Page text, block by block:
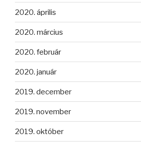
2020. április
2020. március
2020. február
2020. január
2019. december
2019. november
2019. október